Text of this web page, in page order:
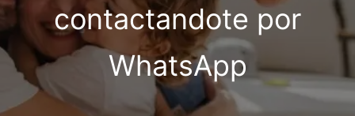
contactandote por
WhatsApp